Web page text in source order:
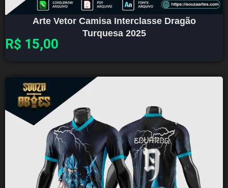
Arte Vetor Camisa Interclasse Dragão
Turquesa 2025
R$ 15,00